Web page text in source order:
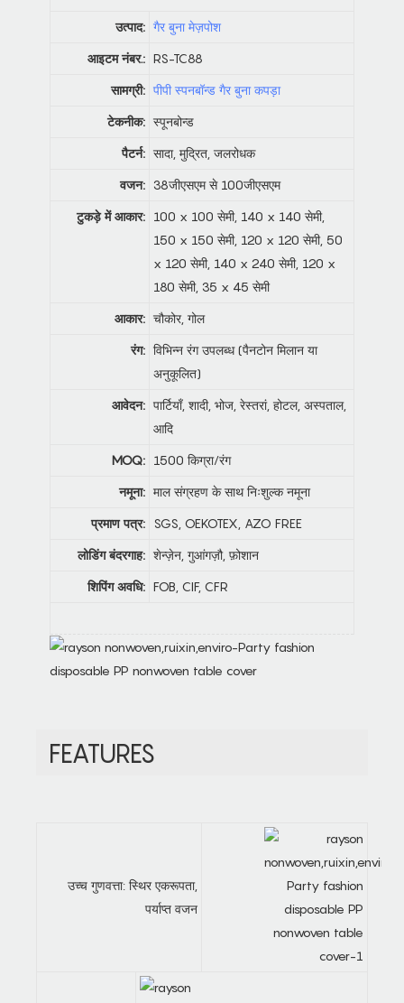
उत्पाद: गैर बुना मेज़पोश
आइटम नंबर.: RS-TC88
सामग्री: पीपी स्पनबॉन्ड गैर बुना कपड़ा
टेकनीक: स्पूनबोन्ड
पैटर्न: सादा, मुद्रित, जलरोधक
वजन: 38जीएसएम से 100जीएसएम
टुकड़े में आकार: 100 x 100 सेमी, 140 x 140 सेमी,
150 x 150 सेमी, 120 x 120 सेमी, 50
x 120 सेमी, 140 x 240 सेमी, 120 x
180 सेमी, 35 x 45 सेमी
आकार: चौकोर, गोल
रंग: विभिन्न रंग उपलब्ध (पैनटोन मिलान या
अनुकूलित)
आवेदन: पार्टियाँ, शादी, भोज, रेस्तरां, होटल, अस्पताल,
आदि
MOQ: 1500 किग्रा/रंग
नमूना: माल संग्रहण के साथ निःशुल्क नमूना
प्रमाण पत्र: SGS, OEKOTEX, AZO FREE
लोडिंग बंदरगाह: शेन्ज़ेन, गुआंगज़ौ, फ़ोशान
शिपिंग अवधि: FOB, CIF, CFR
FEATURES
उच्च गुणवत्ता: स्थिर एकरूपता,
पर्याप्त वजन